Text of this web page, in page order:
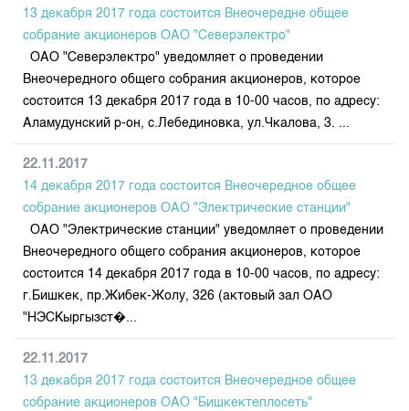
13 декабря 2017 года состоится Внеочередне общее
собрание акционеров ОАО "Северэлектро"
ОАО "Северэлектро" уведомляет о проведении
Внеочередного общего собрания акционеров, которое
состоится 13 декабря 2017 года в 10-00 часов, по адресу:
Аламудунский р-он, с.Лебединовка, ул.Чкалова, 3. ...
22.11.2017
14 декабря 2017 года состоится Внеочередное общее
собрание акционеров ОАО "Электрические станции"
ОАО "Электрические станции" уведомляет о проведении
Внеочередного общего собрания акционеров, которое
состоится 14 декабря 2017 года в 10-00 часов, по адресу:
г.Бишкек, пр.Жибек-Жолу, 326 (актовый зал ОАО
"НЭСКыргызст�...
22.11.2017
13 декабря 2017 года состоится Внеочередное общее
собрание акционеров ОАО "Бишкектеплосеть"